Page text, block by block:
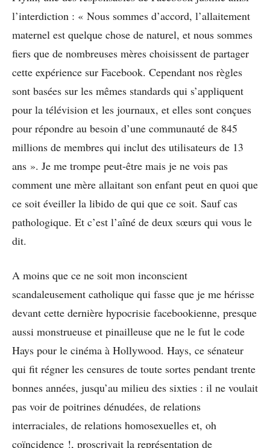
l’interdiction : « Nous sommes d’accord, l’allaitement
maternel est quelque chose de naturel, et nous sommes
fiers que de nombreuses mères choisissent de partager
cette expérience sur Facebook. Cependant nos règles
sont basées sur les mêmes standards qui s’appliquent
pour la télévision et les journaux, et elles sont conçues
pour répondre au besoin d’une communauté de 845
millions de membres qui inclut des utilisateurs de 13
ans ». Je me trompe peut-être mais je ne vois pas
comment une mère allaitant son enfant peut en quoi que
ce soit éveiller la libido de qui que ce soit. Sauf cas
pathologique. Et c’est l’aîné de deux sœurs qui vous le
dit.
A moins que ce ne soit mon inconscient
scandaleusement catholique qui fasse que je me hérisse
devant cette dernière hypocrisie facebookienne, presque
aussi monstrueuse et pinailleuse que ne le fut le code
Hays pour le cinéma à Hollywood. Hays, ce sénateur
qui fit régner les censures de toute sortes pendant trente
bonnes années, jusqu’au milieu des sixties : il ne voulait
pas voir de poitrines dénudées, de relations
interraciales, de relations homosexuelles et, oh
coïncidence !, proscrivait la représentation de